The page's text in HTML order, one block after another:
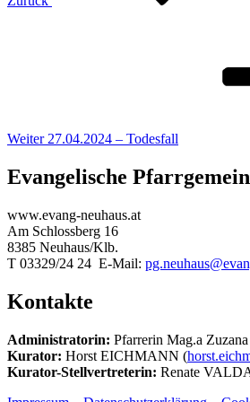
Weiter 27.04.2024 – Todesfall
Evangelische
www.evang-neuhaus.at
Am Schlossberg 16
8385 Neuhaus/Klb.
T 03329/24 24 E-Mail:
Kontakte
Administratorin: Pfarrerin Mag.a
Kurator: Horst EICHMANN (
Kurator-Stellvertreterin: Renate